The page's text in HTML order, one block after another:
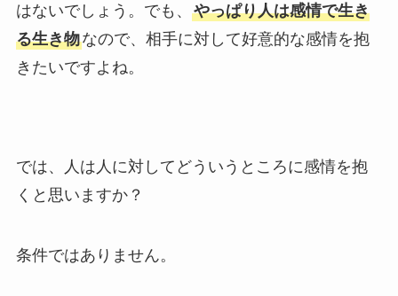
はないでしょう。でも、 やっぱり人は感情で生き
る生き物なので、相手に対して好意的な感情を抱
きたいですよね。
では、人は人に対してどういうところに感情を抱
くと思いますか？
条件ではありません。